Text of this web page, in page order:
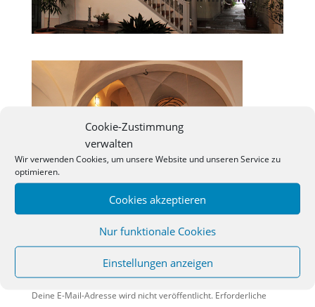
Cookie-Zustimmung
verwalten
Wir verwenden Cookies, um unsere Website und unseren Service zu
optimieren.
Cookies akzeptieren
Nur funktionale Cookies
Einstellungen anzeigen
KOMMENTAR ABSENDEN
Deine E-Mail-Adresse wird nicht veröffentlicht. Erforderliche